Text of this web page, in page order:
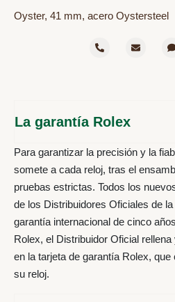
Oyster, 41 mm, acero Oystersteel
La garantía Rolex
Para garantizar la precisión y la
somete a cada reloj, tras el
pruebas estrictas. Todos los
de los Distribuidores Oficiales de
garantía internacional de cinco
Rolex, el Distribuidor Oficial
en la tarjeta de garantía Rolex,
su reloj.